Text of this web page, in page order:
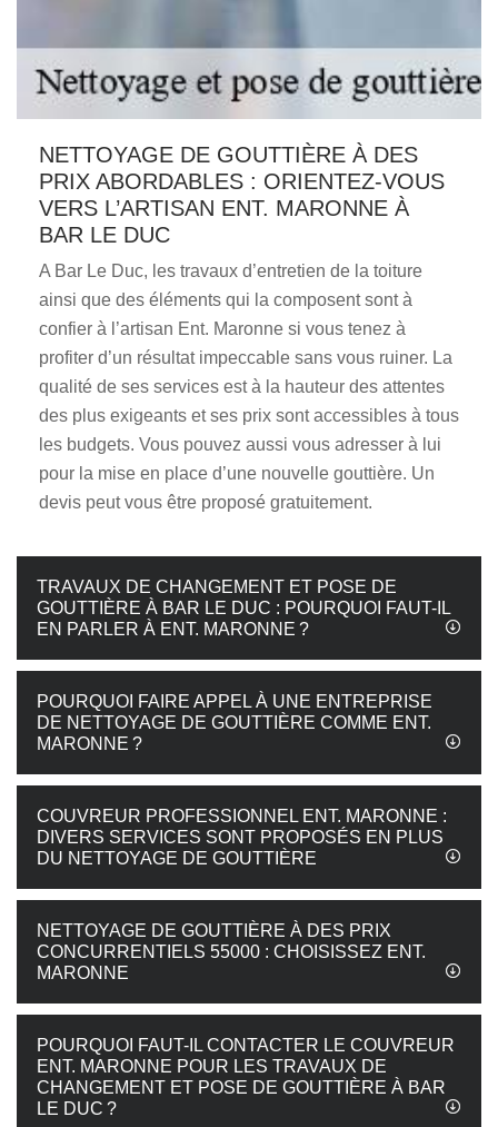
NETTOYAGE DE GOUTTIÈRE À DES
PRIX ABORDABLES : ORIENTEZ-VOUS
VERS L’ARTISAN ENT. MARONNE À
BAR LE DUC
A Bar Le Duc, les travaux d’entretien de la toiture
ainsi que des éléments qui la composent sont à
confier à l’artisan Ent. Maronne si vous tenez à
profiter d’un résultat impeccable sans vous ruiner. La
qualité de ses services est à la hauteur des attentes
des plus exigeants et ses prix sont accessibles à tous
les budgets. Vous pouvez aussi vous adresser à lui
pour la mise en place d’une nouvelle gouttière. Un
devis peut vous être proposé gratuitement.
TRAVAUX DE CHANGEMENT ET POSE DE
GOUTTIÈRE À BAR LE DUC : POURQUOI FAUT-IL
EN PARLER À ENT. MARONNE ?
POURQUOI FAIRE APPEL À UNE ENTREPRISE
DE NETTOYAGE DE GOUTTIÈRE COMME ENT.
MARONNE ?
COUVREUR PROFESSIONNEL ENT. MARONNE :
DIVERS SERVICES SONT PROPOSÉS EN PLUS
DU NETTOYAGE DE GOUTTIÈRE
NETTOYAGE DE GOUTTIÈRE À DES PRIX
CONCURRENTIELS 55000 : CHOISISSEZ ENT.
MARONNE
POURQUOI FAUT-IL CONTACTER LE COUVREUR
ENT. MARONNE POUR LES TRAVAUX DE
CHANGEMENT ET POSE DE GOUTTIÈRE À BAR
LE DUC ?